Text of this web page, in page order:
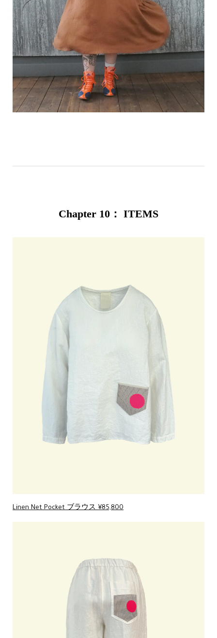
Chapter 10： ITEMS
Linen Net Pocket ブラウス ¥85,800